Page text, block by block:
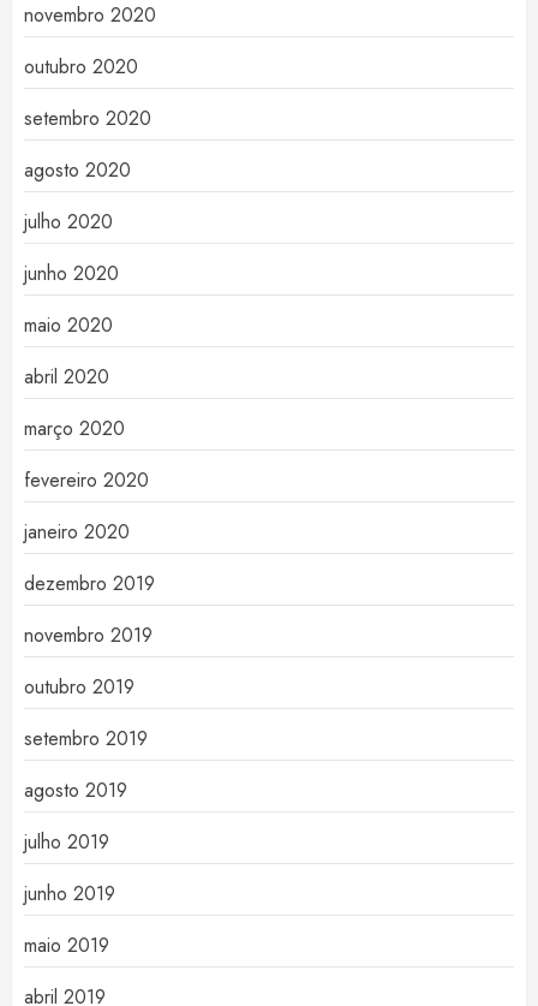
novembro 2020
outubro 2020
setembro 2020
agosto 2020
julho 2020
junho 2020
maio 2020
abril 2020
março 2020
fevereiro 2020
janeiro 2020
dezembro 2019
novembro 2019
outubro 2019
setembro 2019
agosto 2019
julho 2019
junho 2019
maio 2019
abril 2019